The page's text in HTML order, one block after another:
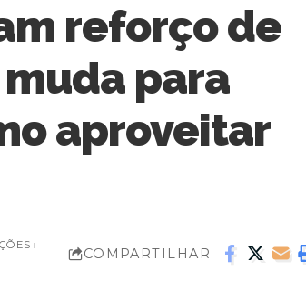
reforço de
para
aproveitar
COMPARTILHAR